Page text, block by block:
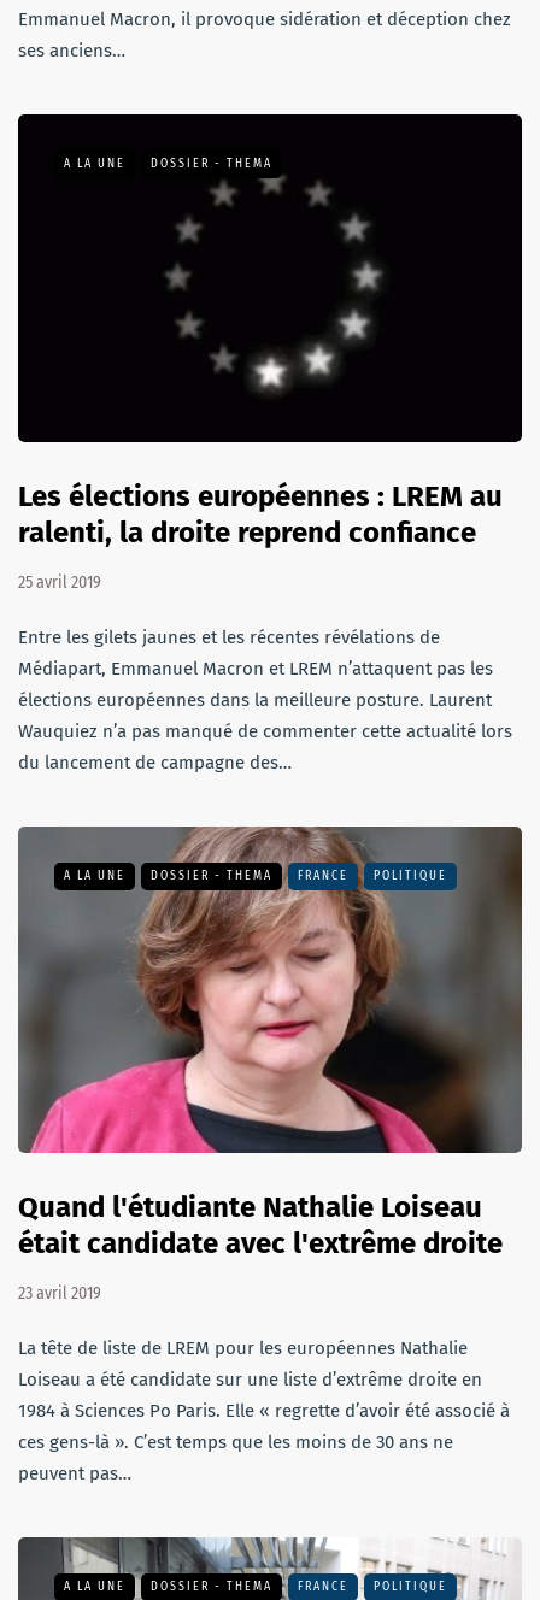
Emmanuel Macron, il provoque sidération et déception chez
ses anciens…
A LA UNE DOSSIER - THEMA
Les élections européennes : LREM au
ralenti, la droite reprend confiance
25 avril 2019
Entre les gilets jaunes et les récentes révélations de
Médiapart, Emmanuel Macron et LREM n’attaquent pas les
élections européennes dans la meilleure posture. Laurent
Wauquiez n’a pas manqué de commenter cette actualité lors
du lancement de campagne des…
A LA UNE DOSSIER - THEMA FRANCE POLITIQUE
Quand l'étudiante Nathalie Loiseau
était candidate avec l'extrême droite
23 avril 2019
La tête de liste de LREM pour les européennes Nathalie
Loiseau a été candidate sur une liste d’extrême droite en
1984 à Sciences Po Paris. Elle « regrette d’avoir été associé à
ces gens-là ». C’est temps que les moins de 30 ans ne
peuvent pas…
A LA UNE DOSSIER - THEMA FRANCE POLITIQUE